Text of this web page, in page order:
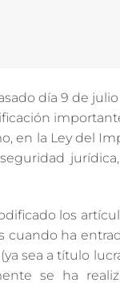
día 9 de
en la Ley del
los
cuando ha
sea a título
se ha